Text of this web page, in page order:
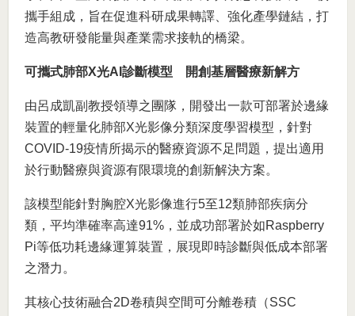
攜手組成，旨在促進科研成果轉譯、強化產學鏈結，打
造高教研發能量與產業需求接軌的橋梁。
可攜式肺部X光AI診斷模型 開創基層醫療新解方
由呂成凱副教授領導之團隊，開發出一款可部署於邊緣
裝置的輕量化肺部X光影像分類深度學習模型，針對
COVID-19疫情所揭示的醫療資源不足問題，提出適用
於行動醫療與資源有限環境的創新解決方案。
該模型能針對胸腔X光影像進行5至12類肺部疾病分
類，平均準確率高達91%，並成功部署於如Raspberry
Pi等低功耗邊緣運算裝置，展現即時診斷與低成本部署
之潛力。
其核心技術融合2D卷積與空間可分離卷積（SSC